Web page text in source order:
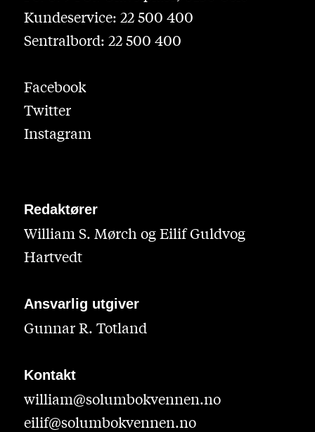
Kundeservice: 22 500 400
Sentralbord: 22 500 400
Facebook
Twitter
Instagram
Redaktører
William S. Mørch og Eilif Guldvog
Hartvedt
Ansvarlig utgiver
Gunnar R. Totland
Kontakt
william@solumbokvennen.no
eilif@solumbokvennen.no